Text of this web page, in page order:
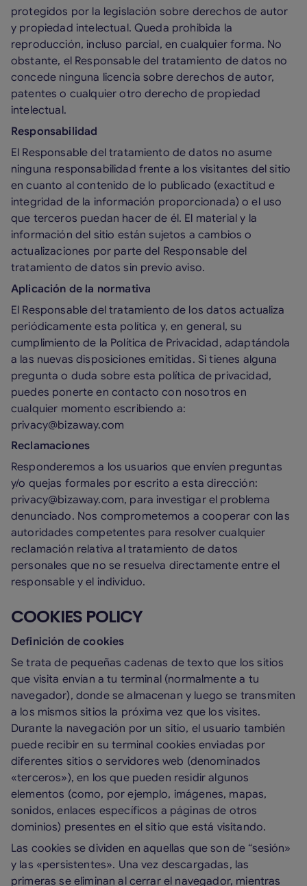
protegidos por la legislación sobre derechos de autor
y propiedad intelectual. Queda prohibida la
reproducción, incluso parcial, en cualquier forma. No
obstante, el Responsable del tratamiento de datos no
concede ninguna licencia sobre derechos de autor,
patentes o cualquier otro derecho de propiedad
intelectual.
Responsabilidad
El Responsable del tratamiento de datos no asume
ninguna responsabilidad frente a los visitantes del sitio
en cuanto al contenido de lo publicado (exactitud e
integridad de la información proporcionada) o el uso
que terceros puedan hacer de él. El material y la
información del sitio están sujetos a cambios o
actualizaciones por parte del Responsable del
tratamiento de datos sin previo aviso.
Aplicación de la normativa
El Responsable del tratamiento de los datos actualiza
periódicamente esta política y, en general, su
cumplimiento de la Política de Privacidad, adaptándola
a las nuevas disposiciones emitidas. Si tienes alguna
pregunta o duda sobre esta política de privacidad,
puedes ponerte en contacto con nosotros en
cualquier momento escribiendo a:
privacy@bizaway.com
Reclamaciones
Responderemos a los usuarios que envíen preguntas
y/o quejas formales por escrito a esta dirección:
privacy@bizaway.com, para investigar el problema
denunciado. Nos comprometemos a cooperar con las
autoridades competentes para resolver cualquier
reclamación relativa al tratamiento de datos
personales que no se resuelva directamente entre el
responsable y el individuo.
COOKIES POLICY
Definición de cookies
Se trata de pequeñas cadenas de texto que los sitios
que visita envían a tu terminal (normalmente a tu
navegador), donde se almacenan y luego se transmiten
a los mismos sitios la próxima vez que los visites.
Durante la navegación por un sitio, el usuario también
puede recibir en su terminal cookies enviadas por
diferentes sitios o servidores web (denominados
«terceros»), en los que pueden residir algunos
elementos (como, por ejemplo, imágenes, mapas,
sonidos, enlaces específicos a páginas de otros
dominios) presentes en el sitio que está visitando.
Las cookies se dividen en aquellas que son de “sesión»
y las «persistentes». Una vez descargadas, las
primeras se eliminan al cerrar el navegador, mientras